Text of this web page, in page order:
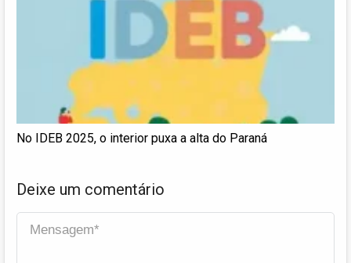
No IDEB 2025, o interior puxa a alta do Paraná
Deixe um comentário